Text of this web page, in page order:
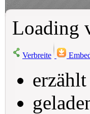
Loading
Verbreite